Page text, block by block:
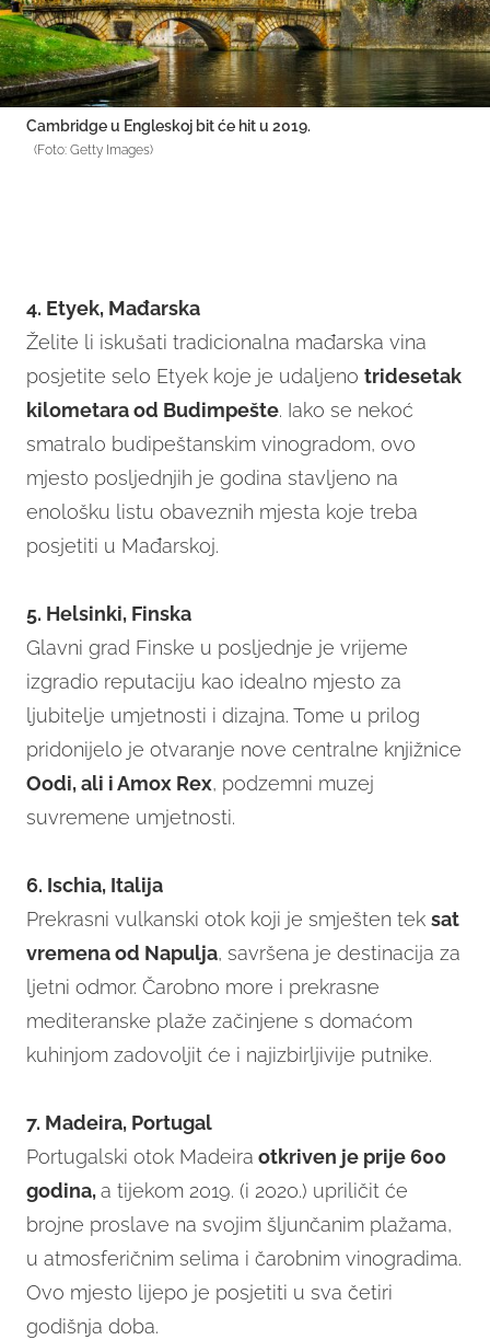
Cambridge u Engleskoj bit će hit u 2019.
(Foto: Getty Images)
4. Etyek, Mađarska
Želite li iskušati tradicionalna mađarska vina
posjetite selo Etyek koje je udaljeno tridesetak
kilometara od Budimpešte. Iako se nekoć
smatralo budipeštanskim vinogradom, ovo
mjesto posljednjih je godina stavljeno na
enološku listu obaveznih mjesta koje treba
posjetiti u Mađarskoj.
5. Helsinki, Finska
Glavni grad Finske u posljednje je vrijeme
izgradio reputaciju kao idealno mjesto za
ljubitelje umjetnosti i dizajna. Tome u prilog
pridonijelo je otvaranje nove centralne knjižnice
Oodi, ali i Amox Rex, podzemni muzej
suvremene umjetnosti.
6. Ischia, Italija
Prekrasni vulkanski otok koji je smješten tek sat
vremena od Napulja, savršena je destinacija za
ljetni odmor. Čarobno more i prekrasne
mediteranske plaže začinjene s domaćom
kuhinjom zadovoljit će i najizbirljivije putnike.
7. Madeira, Portugal
Portugalski otok Madeira otkriven je prije 600
godina,a tijekom 2019. (i 2020.) upriličit će
brojne proslave na svojim šljunčanim plažama,
u atmosferičnim selima i čarobnim vinogradima.
Ovo mjesto lijepo je posjetiti u sva četiri
godišnja doba.